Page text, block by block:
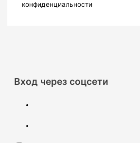
конфиденциальности
Вход через соцсети